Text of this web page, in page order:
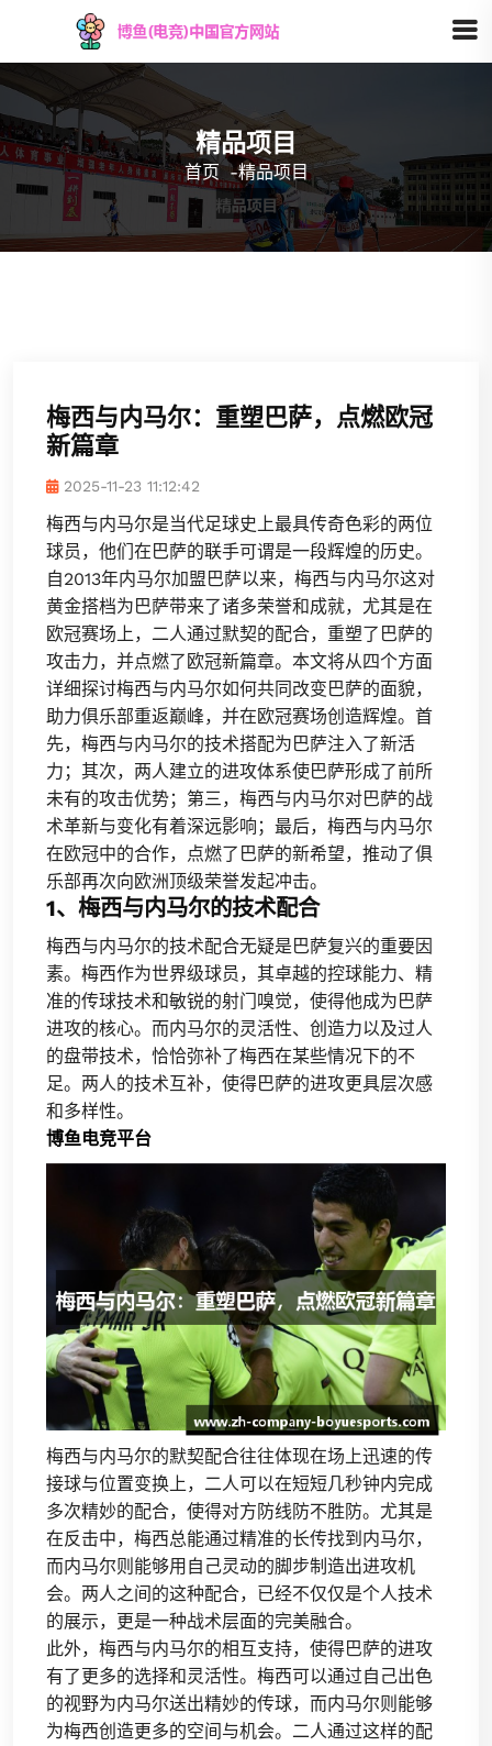
精品项目
首页 -精品项目
梅西与内马尔：重塑巴萨，点燃欧冠
新篇章
2025-11-23 11:12:42
梅西与内马尔是当代足球史上最具传奇色彩的两位
球员，他们在巴萨的联手可谓是一段辉煌的历史。
自2013年内马尔加盟巴萨以来，梅西与内马尔这对
黄金搭档为巴萨带来了诸多荣誉和成就，尤其是在
欧冠赛场上，二人通过默契的配合，重塑了巴萨的
攻击力，并点燃了欧冠新篇章。本文将从四个方面
详细探讨梅西与内马尔如何共同改变巴萨的面貌，
助力俱乐部重返巅峰，并在欧冠赛场创造辉煌。首
先，梅西与内马尔的技术搭配为巴萨注入了新活
力；其次，两人建立的进攻体系使巴萨形成了前所
未有的攻击优势；第三，梅西与内马尔对巴萨的战
术革新与变化有着深远影响；最后，梅西与内马尔
在欧冠中的合作，点燃了巴萨的新希望，推动了俱
乐部再次向欧洲顶级荣誉发起冲击。
1、梅西与内马尔的技术配合
梅西与内马尔的技术配合无疑是巴萨复兴的重要因
素。梅西作为世界级球员，其卓越的控球能力、精
准的传球技术和敏锐的射门嗅觉，使得他成为巴萨
进攻的核心。而内马尔的灵活性、创造力以及过人
的盘带技术，恰恰弥补了梅西在某些情况下的不
足。两人的技术互补，使得巴萨的进攻更具层次感
和多样性。
博鱼电竞平台
梅西与内马尔的默契配合往往体现在场上迅速的传
接球与位置变换上，二人可以在短短几秒钟内完成
多次精妙的配合，使得对方防线防不胜防。尤其是
在反击中，梅西总能通过精准的长传找到内马尔，
而内马尔则能够用自己灵动的脚步制造出进攻机
会。两人之间的这种配合，已经不仅仅是个人技术
的展示，更是一种战术层面的完美融合。
此外，梅西与内马尔的相互支持，使得巴萨的进攻
有了更多的选择和灵活性。梅西可以通过自己出色
的视野为内马尔送出精妙的传球，而内马尔则能够
为梅西创造更多的空间与机会。二人通过这样的配